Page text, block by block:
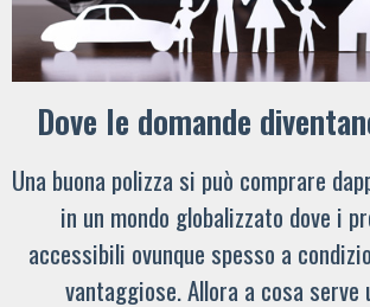
Dove le domande
Una buona polizza si può comprare
in un mondo globalizzato dove i
accessibili ovunque spesso a
vantaggiose. Allora a cosa serve